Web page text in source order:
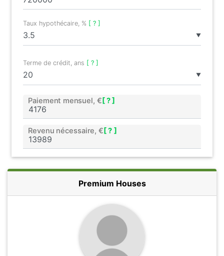
▼
Taux hypothécaire, % [ ? ]
▼
Terme de crédit, ans [ ? ]
Paiement mensuel, € [ ? ]
Revenu nécessaire, € [ ? ]
Premium Houses